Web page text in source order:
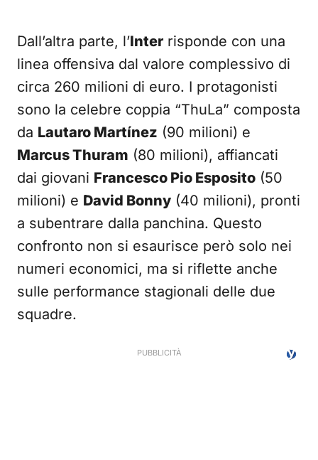
Dall’altra parte, l’Inter risponde con una
linea offensiva dal valore complessivo di
circa 260 milioni di euro. I protagonisti
sono la celebre coppia “ThuLa” composta
da Lautaro Martínez (90 milioni) e
Marcus Thuram (80 milioni), affiancati
dai giovani Francesco Pio Esposito (50
milioni) e David Bonny (40 milioni), pronti
a subentrare dalla panchina. Questo
confronto non si esaurisce però solo nei
numeri economici, ma si riflette anche
sulle performance stagionali delle due
squadre.